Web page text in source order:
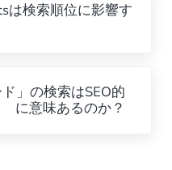
は検索順位に影響す
」の検索はSEO的
に意味あるのか？